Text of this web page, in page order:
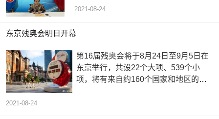
2021-08-24
东京残奥会明日开幕
第16届残奥会将于8月24日至9月5日在
东京举行，共设22个大项、539个小
项，将有来自约160个国家和地区的
2021-08-24